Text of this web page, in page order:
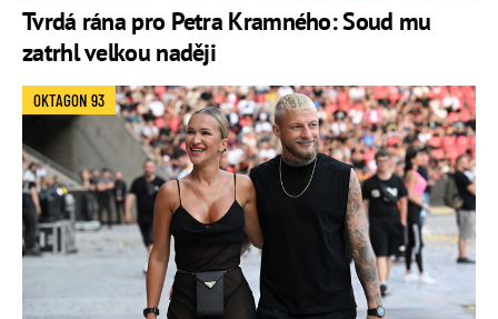
Tvrdá rána pro Petra Kramného: Soud mu
zatrhl velkou naději
OKTAGON 93